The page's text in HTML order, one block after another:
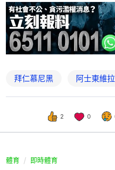
拜仁慕尼黑 阿士東維拉
2 0
體育 即時體育